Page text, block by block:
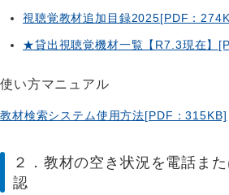
視聴覚教材追加目録2025[PDF：
★貸出視聴覚機材一覧【R7.3現在】
使い方マニュアル
教材検索システム使用方法[PDF：315KB]
２．教材の空き状況を電話ま
認